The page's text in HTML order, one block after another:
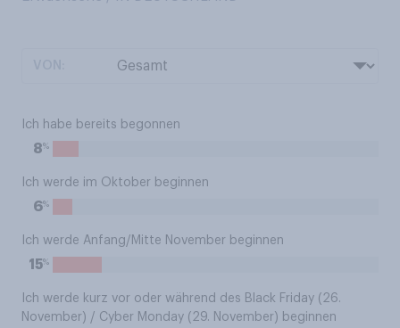
Ich habe bereits begonnen
8%
Ich werde im Oktober beginnen
6%
Ich werde Anfang/Mitte November beginnen
15%
Ich werde kurz vor oder während des Black Friday (26.
November) / Cyber Monday (29. November) beginnen